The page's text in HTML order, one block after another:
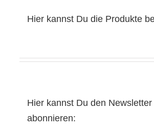
Hier kannst Du die Produkte
Hier kannst Du den Newsletter
abonnieren: